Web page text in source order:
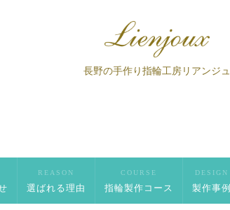
長野の手作り指輪工房リアンジュ
REASON
選ばれる理由
COURSE
指輪製作コース
DESIGN
製作事例